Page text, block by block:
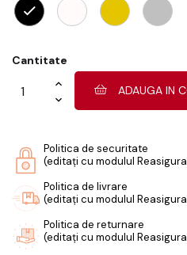
Cantitate
ADAUGA IN
Politica de securitate
(editați cu modulul
Politica de livrare
(editați cu modulul
Politica de returnare
(editați cu modulul